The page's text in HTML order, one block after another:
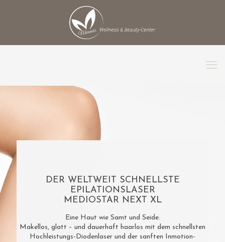
DER WELTWEIT SCHNELLSTE
EPILATIONSLASER
MEDIOSTAR NEXT XL
Eine Haut wie Samt und Seide.
Makellos, glatt – und dauerhaft haarlos mit dem schnellsten
Hochleistungs-Diodenlaser und der sanften Inmotion-